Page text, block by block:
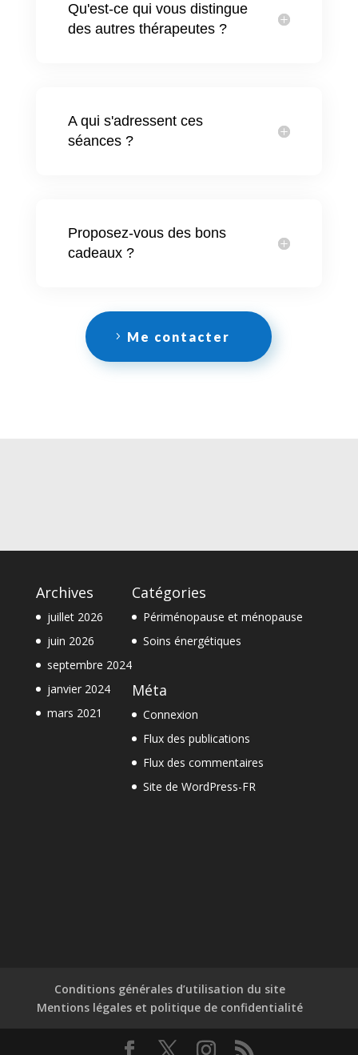
Qu'est-ce qui vous distingue
des autres thérapeutes ?
A qui s'adressent ces
séances ?
Proposez-vous des bons
cadeaux ?
Me contacter
Archives
juillet 2026
juin 2026
septembre 2024
janvier 2024
mars 2021
Catégories
Périménopause et ménopause
Soins énergétiques
Méta
Connexion
Flux des publications
Flux des commentaires
Site de WordPress-FR
Conditions générales d’utilisation du site
Mentions légales et politique de confidentialité